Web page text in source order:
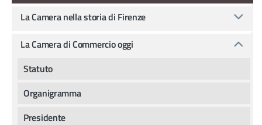
La Camera nella storia di Firenze
La Camera di Commercio oggi
Statuto
Organigramma
Presidente